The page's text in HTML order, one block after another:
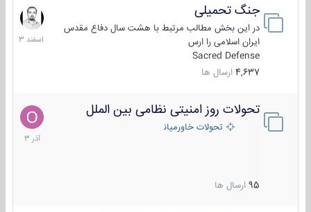
جنگ تحمیلی
در این بخش مطالب مرتبط با هشت سال دفاع مقدس
ایران اسلامی را ارس
Sacred Defense
4,637 ارسال ها
20
اسفند
1403
تحولات روز امنیتی نظامی بین الملل
تحولات خاورمیانه
95 ارسال ها
21
آذر
1403